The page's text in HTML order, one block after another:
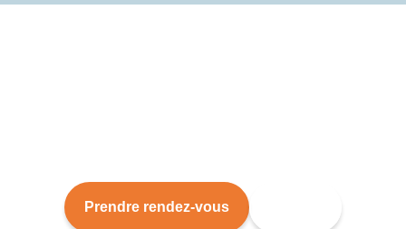
Prendre rendez-vous